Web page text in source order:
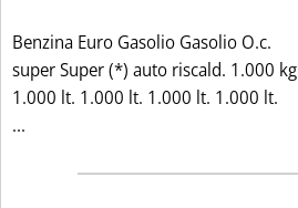
Benzina Euro Gasolio Gasolio O.c.
super Super (*) auto riscald. 1.000 kg
1.000 lt. 1.000 lt. 1.000 lt. 1.000 lt.
...